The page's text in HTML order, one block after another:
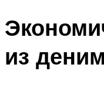
из